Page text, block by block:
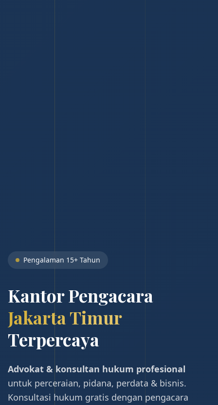
Pengalaman 15+ Tahun
Kantor Pengacara
Jakarta Timur
Terpercaya
Advokat & konsultan hukum profesional
untuk perceraian, pidana, perdata & bisnis.
Konsultasi hukum gratis dengan pengacara